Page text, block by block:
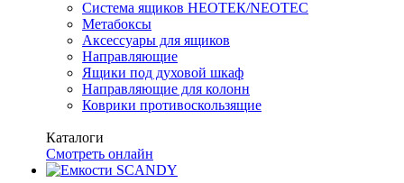
Система ящиков НЕОТЕК/NEOTEC
Метабоксы
Аксессуары для ящиков
Направляющие
Ящики под духовой шкаф
Направляющие для колонн
Коврики противоскользящие
Каталоги
Смотреть онлайн